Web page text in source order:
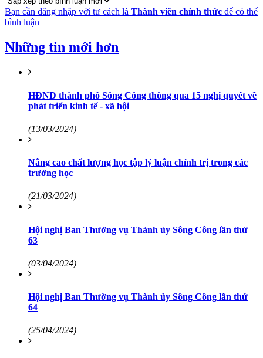
Bạn cần đăng nhập với tư cách là Thành viên chính thức để có thể
bình luận
Những tin mới hơn
HĐND thành phố Sông Công thông qua 15 nghị quyết về
phát triển kinh tế - xã hội
(13/03/2024)
Nâng cao chất lượng học tập lý luận chính trị trong các
trường học
(21/03/2024)
Hội nghị Ban Thường vụ Thành ủy Sông Công lần thứ
63
(03/04/2024)
Hội nghị Ban Thường vụ Thành ủy Sông Công lần thứ
64
(25/04/2024)